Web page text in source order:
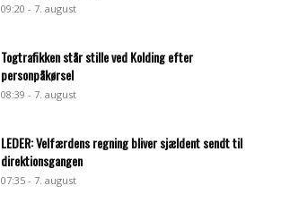
09:20 - 7. august
Togtrafikken står stille ved Kolding efter
personpåkørsel
08:39 - 7. august
LEDER: Velfærdens regning bliver sjældent sendt til
direktionsgangen
07:35 - 7. august